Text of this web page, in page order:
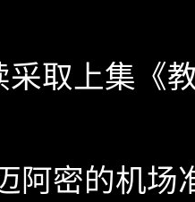
采取上集《
阿密的机